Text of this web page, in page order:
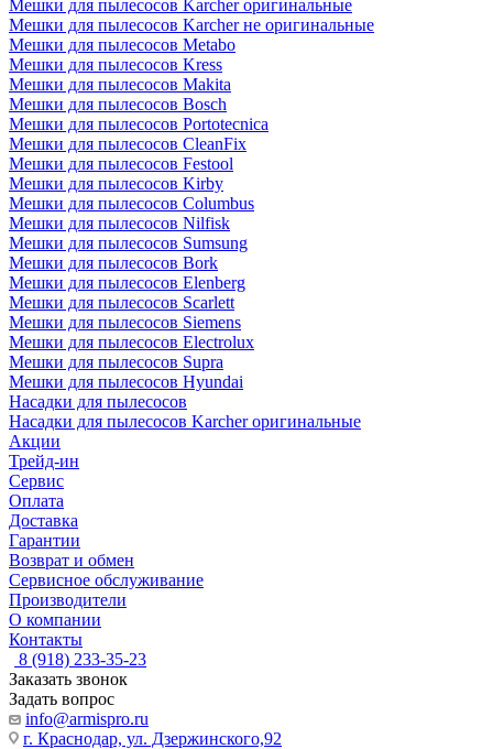
Мешки для пылесосов Karcher оригинальные
Мешки для пылесосов Karcher не оригинальные
Мешки для пылесосов Metabo
Мешки для пылесосов Kress
Мешки для пылесосов Makita
Мешки для пылесосов Bosch
Мешки для пылесосов Portotecnica
Мешки для пылесосов CleanFix
Мешки для пылесосов Festool
Мешки для пылесосов Kirby
Мешки для пылесосов Columbus
Мешки для пылесосов Nilfisk
Мешки для пылесосов Sumsung
Мешки для пылесосов Bork
Мешки для пылесосов Elenberg
Мешки для пылесосов Scarlett
Мешки для пылесосов Siemens
Мешки для пылесосов Electrolux
Мешки для пылесосов Supra
Мешки для пылесосов Hyundai
Насадки для пылесосов
Насадки для пылесосов Karcher оригинальные
Акции
Трейд-ин
Сервис
Оплата
Доставка
Гарантии
Возврат и обмен
Сервисное обслуживание
Производители
О компании
Контакты
8 (918) 233-35-23
Заказать звонок
Задать вопрос
info@armispro.ru
г. Краснодар, ул. Дзержинского,92